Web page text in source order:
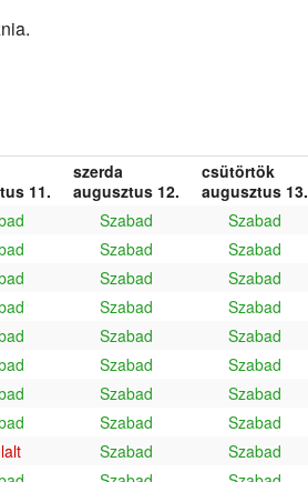
11.
szerda
augusztus 12.
csütörtök
augusztus 13.
Szabad
Szabad
Szabad
Szabad
Szabad
Szabad
Szabad
Szabad
Szabad
Szabad
Szabad
Szabad
Szabad
Szabad
Szabad
Szabad
Szabad
Szabad